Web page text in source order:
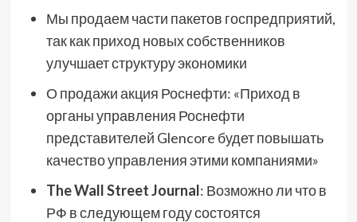
Мы продаем части пакетов госпредприятий,
так как приход новых собственников
улучшает структуру экономики
О продажи акция Роснефти: «Приход в
органы управления Роснефти
представителей Glencore будет повышать
качество управления этими компаниями»
The Wall Street Journal: Возможно ли что в
РФ в следующем году состоятся